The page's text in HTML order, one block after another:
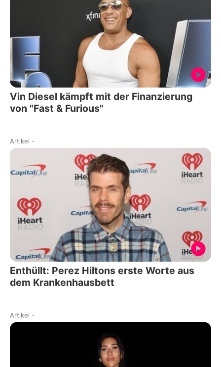
Vin Diesel kämpft mit der Finanzierung
von "Fast & Furious"
Artikel -
Enthüllt: Perez Hiltons erste Worte aus
dem Krankenhausbett
Artikel -